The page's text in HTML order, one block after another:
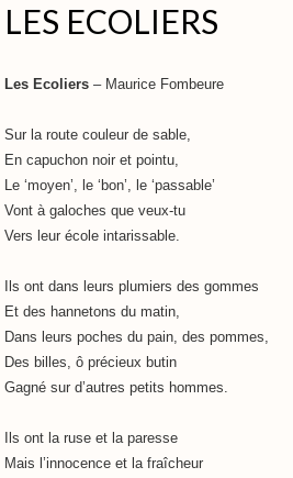
LES ECOLIERS
Les Ecoliers – Maurice Fombeure
Sur la route couleur de sable,
En capuchon noir et pointu,
Le ‘moyen’, le ‘bon’, le ‘passable’
Vont à galoches que veux-tu
Vers leur école intarissable.
Ils ont dans leurs plumiers des gommes
Et des hannetons du matin,
Dans leurs poches du pain, des pommes,
Des billes, ô précieux butin
Gagné sur d’autres petits hommes.
Ils ont la ruse et la paresse
Mais l’innocence et la fraîcheur